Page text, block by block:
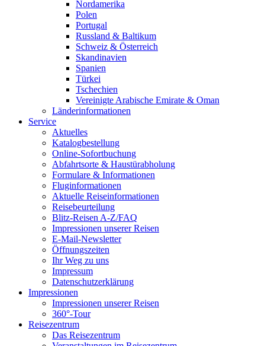
Nordamerika
Polen
Portugal
Russland & Baltikum
Schweiz & Österreich
Skandinavien
Spanien
Türkei
Tschechien
Vereinigte Arabische Emirate & Oman
Länderinformationen
Service
Aktuelles
Katalogbestellung
Online-Sofortbuchung
Abfahrtsorte & Haustürabholung
Formulare & Informationen
Fluginformationen
Aktuelle Reiseinformationen
Reisebeurteilung
Blitz-Reisen A-Z/FAQ
Impressionen unserer Reisen
E-Mail-Newsletter
Öffnungszeiten
Ihr Weg zu uns
Impressum
Datenschutzerklärung
Impressionen
Impressionen unserer Reisen
360°-Tour
Reisezentrum
Das Reisezentrum